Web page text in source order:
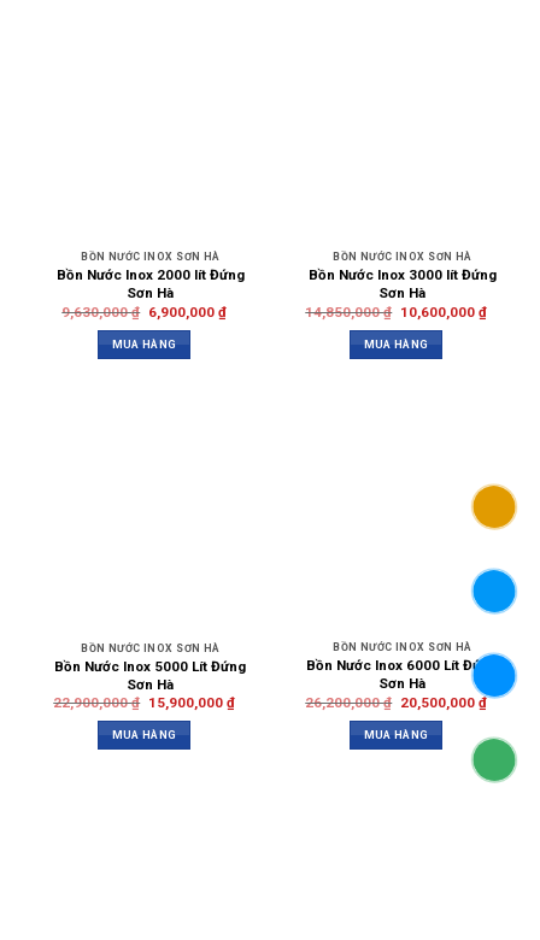
BỒN NƯỚC INOX SƠN HÀ
Bồn Nước Inox 2000 lít Đứng
Sơn Hà
9,630,000₫ 6,900,000 ₫
MUA HÀNG
BỒN NƯỚC INOX SƠN HÀ
Bồn Nước Inox 3000 lít Đứng
Sơn Hà
14,850,000₫ 10,600,000 ₫
MUA HÀNG
BỒN NƯỚC INOX SƠN HÀ
Bồn Nước Inox 5000 Lít Đứng
Sơn Hà
22,900,000₫ 15,900,000 ₫
MUA HÀNG
BỒN NƯỚC INOX SƠN HÀ
Bồn Nước Inox 6000 Lít Đứng
Sơn Hà
26,200,000₫ 20,500,000 ₫
MUA HÀNG